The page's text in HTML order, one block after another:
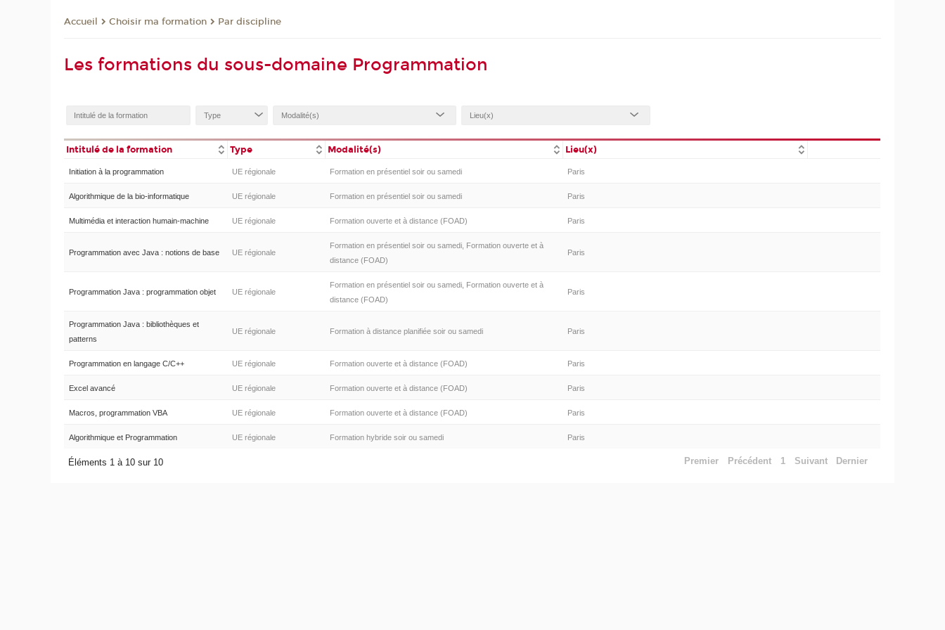
Accueil Choisir ma formation Par discipline
Les formations du sous-domaine Programmation
Intitulé de la formation Type Modalité(s) Lieu(x)
Initiation à la programmation UE régionale Formation en présentiel soir ou samedi Paris
Algorithmique de la bio-informatique UE régionale Formation en présentiel soir ou samedi Paris
Multimédia et interaction humain-machine UE régionale Formation ouverte et à distance (FOAD) Paris
Programmation avec Java : notions de base UE régionale
Formation en présentiel soir ou samedi, Formation ouverte et à
distance (FOAD)
Paris
Programmation Java : programmation objet UE régionale
Formation en présentiel soir ou samedi, Formation ouverte et à
distance (FOAD)
Paris
Programmation Java : bibliothèques et
patterns
UE régionale Formation à distance planifiée soir ou samedi Paris
Programmation en langage C/C++ UE régionale Formation ouverte et à distance (FOAD) Paris
Excel avancé UE régionale Formation ouverte et à distance (FOAD) Paris
Macros, programmation VBA UE régionale Formation ouverte et à distance (FOAD) Paris
Algorithmique et Programmation UE régionale Formation hybride soir ou samedi Paris
Éléments 1 à 10 sur 10 Premier Précédent 1 Suivant Dernier